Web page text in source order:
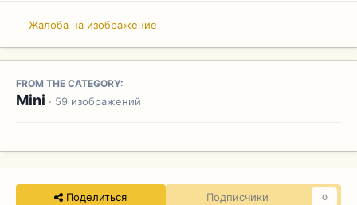
Жалоба на изображение
FROM THE CATEGORY:
Mini · 59 изображений
Поделиться Подписчики 0